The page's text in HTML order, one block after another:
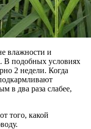
влажности и
В подобных условиях
2 недели. Когда
в два раза слабее,
того, какой